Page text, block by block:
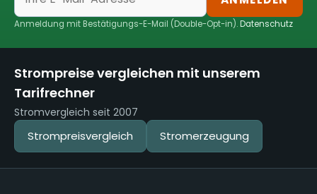
Anmeldung mit Bestätigungs-E-Mail (Double-Opt-in).Datenschutz
Strompreise vergleichen mit unserem
Tarifrechner
Stromvergleich seit 2007
Strompreisvergleich Stromerzeugung